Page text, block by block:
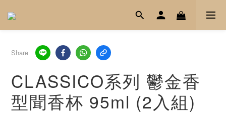
Share
CLASSICO系列 鬱金香
型聞香杯 95ml (2入組)